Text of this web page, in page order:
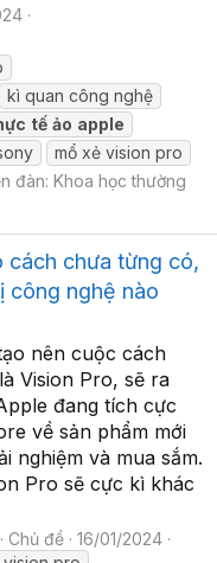
kì quan công nghệ
tế ảo apple
mổ xẻ vision pro
đàn: Khoa học thường
cách chưa từng có,
công nghệ nào
nên cuộc cách
Vision Pro, sẽ ra
đang tích cực
về sản phẩm mới
nghiệm và mua sắm.
Pro sẽ cực kì khác
Chủ đề
16/01/2024